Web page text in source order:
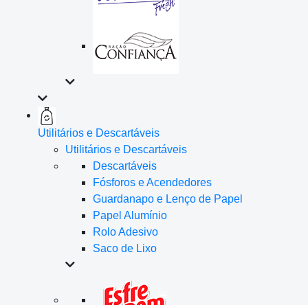
Utilitários e Descartáveis
Utilitários e Descartáveis
Descartáveis
Fósforos e Acendedores
Guardanapo e Lenço de Papel
Papel Alumínio
Rolo Adesivo
Saco de Lixo